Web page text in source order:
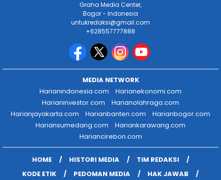
Graha Media Center,
Bogor - Indonesia
untukredaksi@gmail.com
+628557777888
MEDIA NETWORK
Harianindonesia.com
Harianekonomi.com
Harianinvestor.com
Harianolahraga.com
Harianjayakarta.com
Harianbanten.com
Harianbogor.com
Hariansumedang.com
Hariankarawang.com
Hariancirebon.com
HOME HISTORI MEDIA
TIM REDAKSI
KODE ETIK
PEDOMAN MEDIA
HAK JAWAB